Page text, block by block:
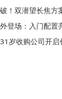
焦方案测试中，10倍光学
门配置亮点多，印度市场
开启创业路，持助理医师证引